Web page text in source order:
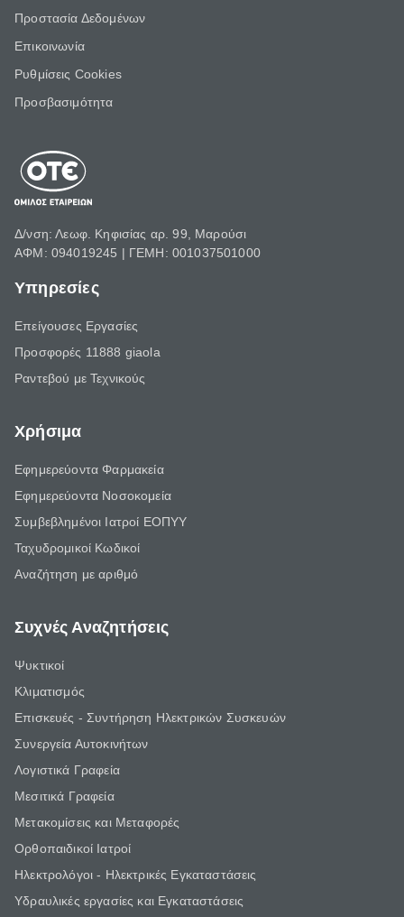
Προστασία Δεδομένων
Επικοινωνία
Ρυθμίσεις Cookies
Προσβασιμότητα
Δ/νση: Λεωφ. Κηφισίας αρ. 99, Μαρούσι
ΑΦΜ: 094019245 | ΓΕΜΗ: 001037501000
Υπηρεσίες
Επείγουσες Εργασίες
Προσφορές 11888 giaola
Ραντεβού με Τεχνικούς
Χρήσιμα
Εφημερεύοντα Φαρμακεία
Εφημερεύοντα Νοσοκομεία
Συμβεβλημένοι Ιατροί ΕΟΠΥΥ
Ταχυδρομικοί Κωδικοί
Αναζήτηση με αριθμό
Συχνές Αναζητήσεις
Ψυκτικοί
Κλιματισμός
Επισκευές - Συντήρηση Ηλεκτρικών Συσκευών
Συνεργεία Αυτοκινήτων
Λογιστικά Γραφεία
Μεσιτικά Γραφεία
Μετακομίσεις και Μεταφορές
Ορθοπαιδικοί Ιατροί
Ηλεκτρολόγοι - Ηλεκτρικές Εγκαταστάσεις
Υδραυλικές εργασίες και Εγκαταστάσεις